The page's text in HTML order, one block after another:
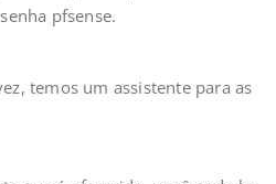
pfsense.
temos um assistente para as